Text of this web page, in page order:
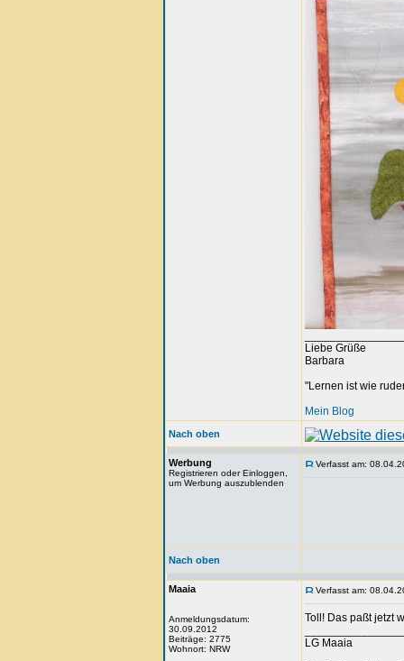
Liebe Grüße
Barbara
"Lernen ist wie
Mein Blog
Nach oben
Werbung
Registrieren oder Einloggen,
um Werbung auszublenden
Verfasst am:
Nach oben
Maaia
Anmeldungsdatum:
30.09.2012
Beiträge: 2775
Wohnort: NRW
Verfasst am:
Toll! Das paßt jetzt
LG Maaia